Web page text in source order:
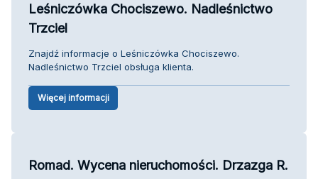
Leśniczówka Chociszewo. Nadleśnictwo
Trzciel
Znajdź informacje o Leśniczówka Chociszewo.
Nadleśnictwo Trzciel obsługa klienta.
Więcej informacji
Romad. Wycena nieruchomości. Drzazga R.